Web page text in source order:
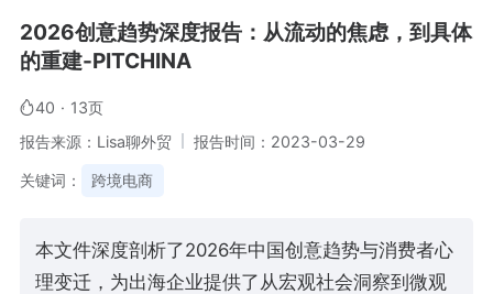
2026创意趋势深度报告：从流动的焦虑，到具体
的重建-PITCHINA
40 · 13页
报告来源：Lisa聊外贸
报告时间：2023-03-29
关键词： 跨境电商
本文件深度剖析了2026年中国创意趋势与消费者心
理变迁，为出海企业提供了从宏观社会洞察到微观